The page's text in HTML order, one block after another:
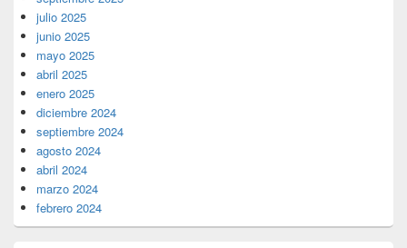
julio 2025
junio 2025
mayo 2025
abril 2025
enero 2025
diciembre 2024
septiembre 2024
agosto 2024
abril 2024
marzo 2024
febrero 2024